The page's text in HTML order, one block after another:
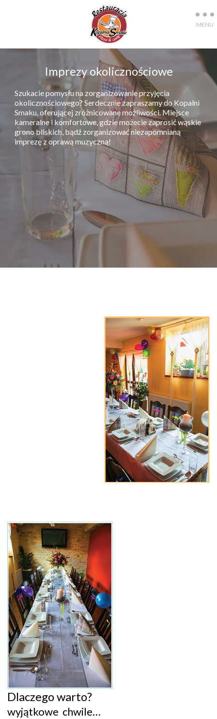
Imprezy okolicznościowe
Szukacie pomysłu na zorganizowanie przyjęcia
okolicznościowego? Serdecznie zapraszamy do Kopalni
Smaku, oferującej zróżnicowane możliwości. Miejsce
kameralne i komfortowe, gdzie możecie zaprosić wąskie
grono bliskich, bądź zorganizować niezapomnianą
imprezę z oprawą muzyczną!
Dlaczego warto?
wyjątkowe chwile…